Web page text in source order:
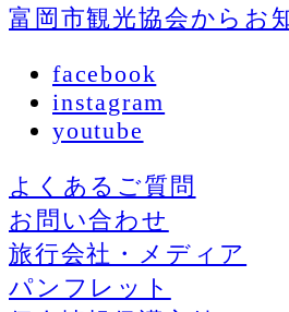
富岡市観光協会からお
facebook
instagram
youtube
よくあるご質問
お問い合わせ
旅行会社・メディア
パンフレット